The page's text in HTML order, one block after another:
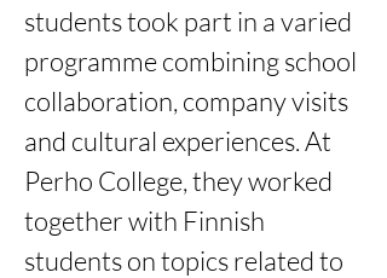
students took part in a varied
programme combining school
collaboration, company visits
and cultural experiences. At
Perho College, they worked
together with Finnish
students on topics related to